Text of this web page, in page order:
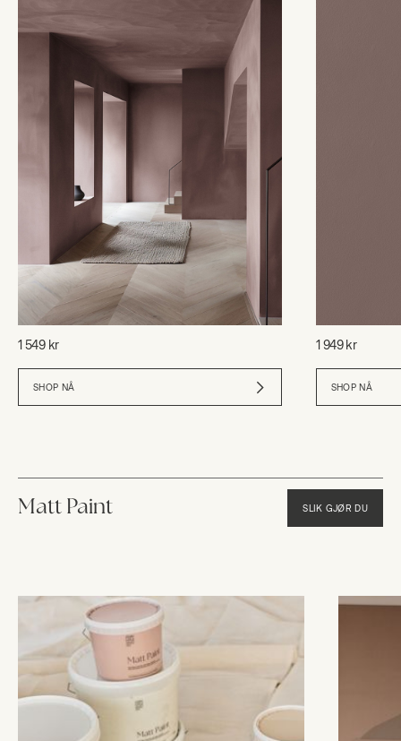
1 549 kr
SHOP NÅ
1 949 kr
SHOP NÅ
Matt Paint SLIK GJØR DU